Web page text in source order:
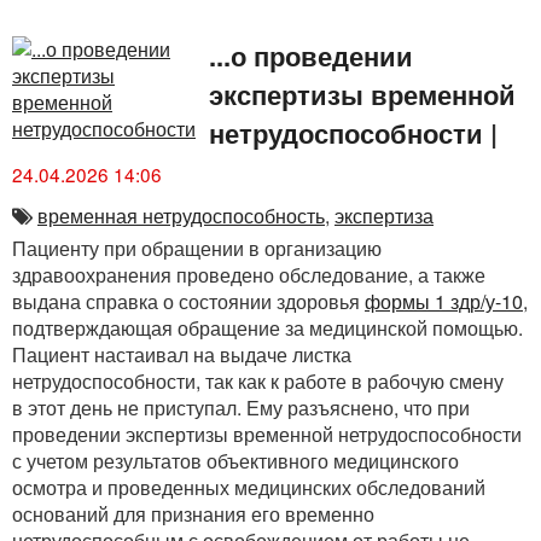
...о проведении
экспертизы временной
нетрудоспособности |
24.04.2026 14:06
временная нетрудоспособность, экспертиза
Пациенту при обращении в организацию
здравоохранения проведено обследование, а также
выдана справка о состоянии здоровья формы 1 здр/у-10,
подтверждающая обращение за медицинской помощью.
Пациент настаивал на выдаче листка
нетрудоспособности, так как к работе в рабочую смену
в этот день не приступал. Ему разъяснено, что при
проведении экспертизы временной нетрудоспособности
с учетом результатов объективного медицинского
осмотра и проведенных медицинских обследований
оснований для признания его временно